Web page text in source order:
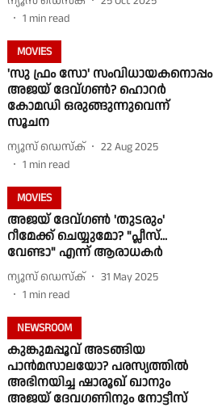
1 min read
MOVIES
'സു ഫ്രം സോ' സംവിധായകനൊപ്പം
അജയ് ദേവ്ഗണ്‍? ഹൊറര്‍
കോമഡി ഒരുങ്ങുന്നുവെന്ന്
സൂചന
ന്യൂസ് ഡെസ്ക്
22 Aug 2025
1 min read
MOVIES
അജയ് ദേവ്ഗണ്‍ 'തുടരും'
റീമേക്ക് ചെയ്യുമോ? "പ്ലീസ്...
വേണ്ടാ" എന്ന് ആരാധകര്‍
ന്യൂസ് ഡെസ്ക്
31 May 2025
1 min read
NEWSROOM
കുങ്കുമപ്പൂവ് അടങ്ങിയ
പാന്‍മസാലയോ? പരസ്യത്തില്‍
അഭിനയിച്ച ഷാരൂഖ് ഖാനും
അജയ് ദേവഗണിനും നോട്ടീസ്